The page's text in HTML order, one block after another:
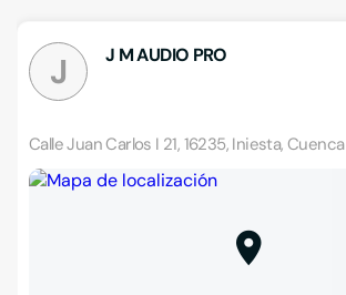
J J M AUDIO PRO
Calle Juan Carlos I 21, 16235, Iniesta, Cuenca